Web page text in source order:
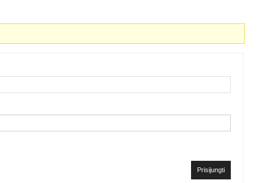
Prisijungti